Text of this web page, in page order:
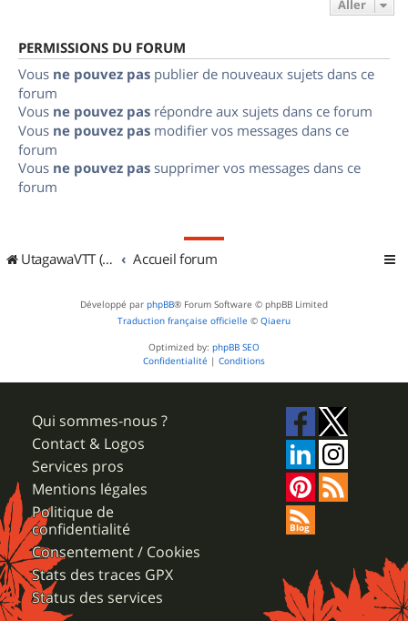
Aller
PERMISSIONS DU FORUM
Vous ne pouvez pas publier de nouveaux sujets dans ce
forum
Vous ne pouvez pas répondre aux sujets dans ce forum
Vous ne pouvez pas modifier vos messages dans ce
forum
Vous ne pouvez pas supprimer vos messages dans ce
forum
UtagawaVTT (Randos VTT et VTTAE avec traces GPS) Accueil forum
Développé par phpBB® Forum Software © phpBB Limited
Traduction française officielle © Qiaeru
Optimized by: phpBB SEO
Confidentialité | Conditions
Qui sommes-nous ?
Contact & Logos
Services pros
Mentions légales
Politique de
confidentialité
Consentement / Cookies
Stats des traces GPX
Status des services